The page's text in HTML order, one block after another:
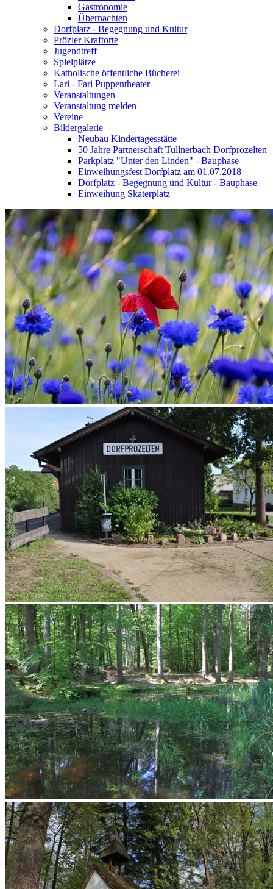
Gastronomie
Übernachten
Dorfplatz - Begegnung und Kultur
Prözler Kraftorte
Jugendtreff
Spielplätze
Katholische öffentliche Bücherei
Lari - Fari Puppentheater
Veranstaltungen
Veranstaltung melden
Vereine
Bildergalerie
Neubau Kindertagesstätte
50 Jahre Partnerschaft Tullnerbach Dorfprozelten
Parkplatz "Unter den Linden" - Bauphase
Einweihungsfest Dorfplatz am 01.07.2018
Dorfplatz - Begegnung und Kultur - Bauphase
Einweihung Skaterplatz